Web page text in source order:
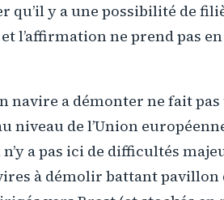
qu’il y a une possibilité de
l’affirmation ne prend pas
navire a démonter ne fait
niveau de l’Union
a pas ici de difficultés
à démolir battant pavillon